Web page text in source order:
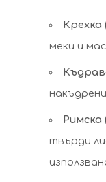
Крехка
меки и
Римска
твърди